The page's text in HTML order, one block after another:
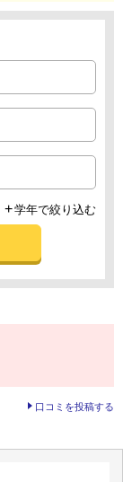
学年で絞り込む
口コミを投稿する